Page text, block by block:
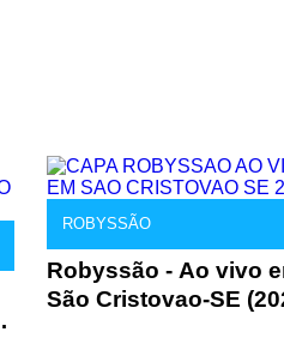
ROBYSSÃO
Robyssão - Ao vivo
São Cristovao-SE